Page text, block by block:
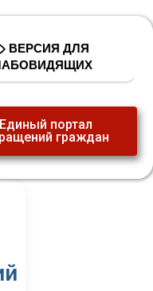
ВЕРСИЯ ДЛЯ
Единый портал
граждан